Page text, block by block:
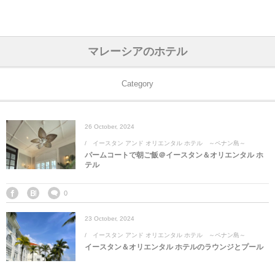
マレーシアのホテル
Category
26 October, 2024
イースタン アンド オリエンタル ホテル ～ペナン島～
パームコートで朝ご飯＠イースタン＆オリエンタル ホ
テル
0
23 October, 2024
イースタン アンド オリエンタル ホテル ～ペナン島～
イースタン＆オリエンタル ホテルのラウンジとプール
アジアのホテル シンガポール
中国のホテル
ヨーロッパのホテル
フランスのホ
ギリシャのホ
中東のホテル
オマーンのホ
アラブ首長国
アメリカのホテル
アメリカ合衆
アフリカのホテル
モロッコのホ
エジプトのホ
オセアニアのホテル
中央ヨーロッパ オーストリア
ブルガリア
西ヨーロッパ
ベルギー
フランス
東ヨーロッパ
ロシア
ポーランド
南ヨーロッパ
ギリシャ
イタリア
北ヨーロッパ
デンマーク
中国 香港&マカオ
北京
カンボジア
インド
インドネシア
韓国
日本
東京、神奈川
京都、奈良
ラオス
モロッコ
エジプト
ナミビア
アメリカ合衆国
カタール
サウジアラビア
トルコ
オマーン
アラブ首長国連邦
ドバイ
アブダビ
エーゲ航空
エールフランス＆イベリア航空
全日空・日本航空
エミレーツ航空
エチオピア航空
ユーロスター・タリス
ルフトハンザ航空・ブリュッセル航空